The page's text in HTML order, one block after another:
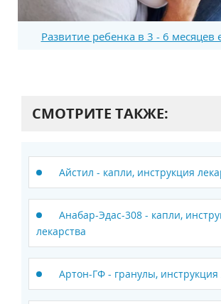
Развитие ребенка в 3 - 6 месяцев
СМОТРИТЕ ТАКЖЕ:
Айстил - капли, инструкция
Анабар-Эдас-308 - капли,
лекарства
Артон-ГФ - гранулы, инструкция